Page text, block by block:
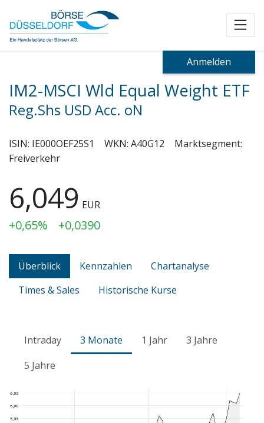
Anmelden
IM2-MSCI Wld Equal Weight ETF
Reg.Shs USD Acc. oN
ISIN: IE000OEF25S1 WKN: A40G12
Marktsegment:
Freiverkehr
6,049 EUR
+0,65% +0,0390
Überblick Kennzahlen
Chartanalyse
Times & Sales
Historische Kurse
Intraday 3 Monate 1 Jahr
3 Jahre
5 Jahre